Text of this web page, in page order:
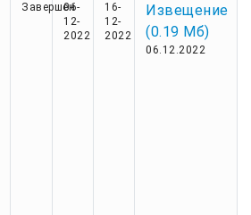
Завершен
06-
12-
2022
16-
12-
2022
Извещение
(0.19 Мб)
06.12.2022